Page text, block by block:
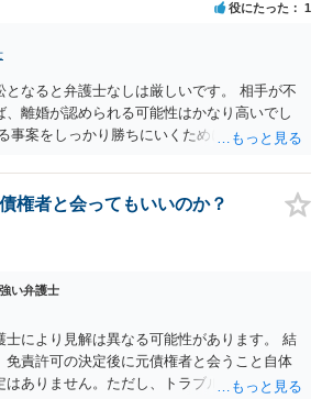
います。ご参考にしてください。
役にたった 1
となると弁護士なしは厳しいです。 相手が不
、離婚が認められる可能性はかなり高いでし
事案をしっかり勝ちにいくためにも弁護士委
権者と会ってもいいのか？
い弁護士
により見解は異なる可能性があります。 結
免責許可の決定後に元債権者と会うこと自体
はありません。ただし、トラブル防止の観点